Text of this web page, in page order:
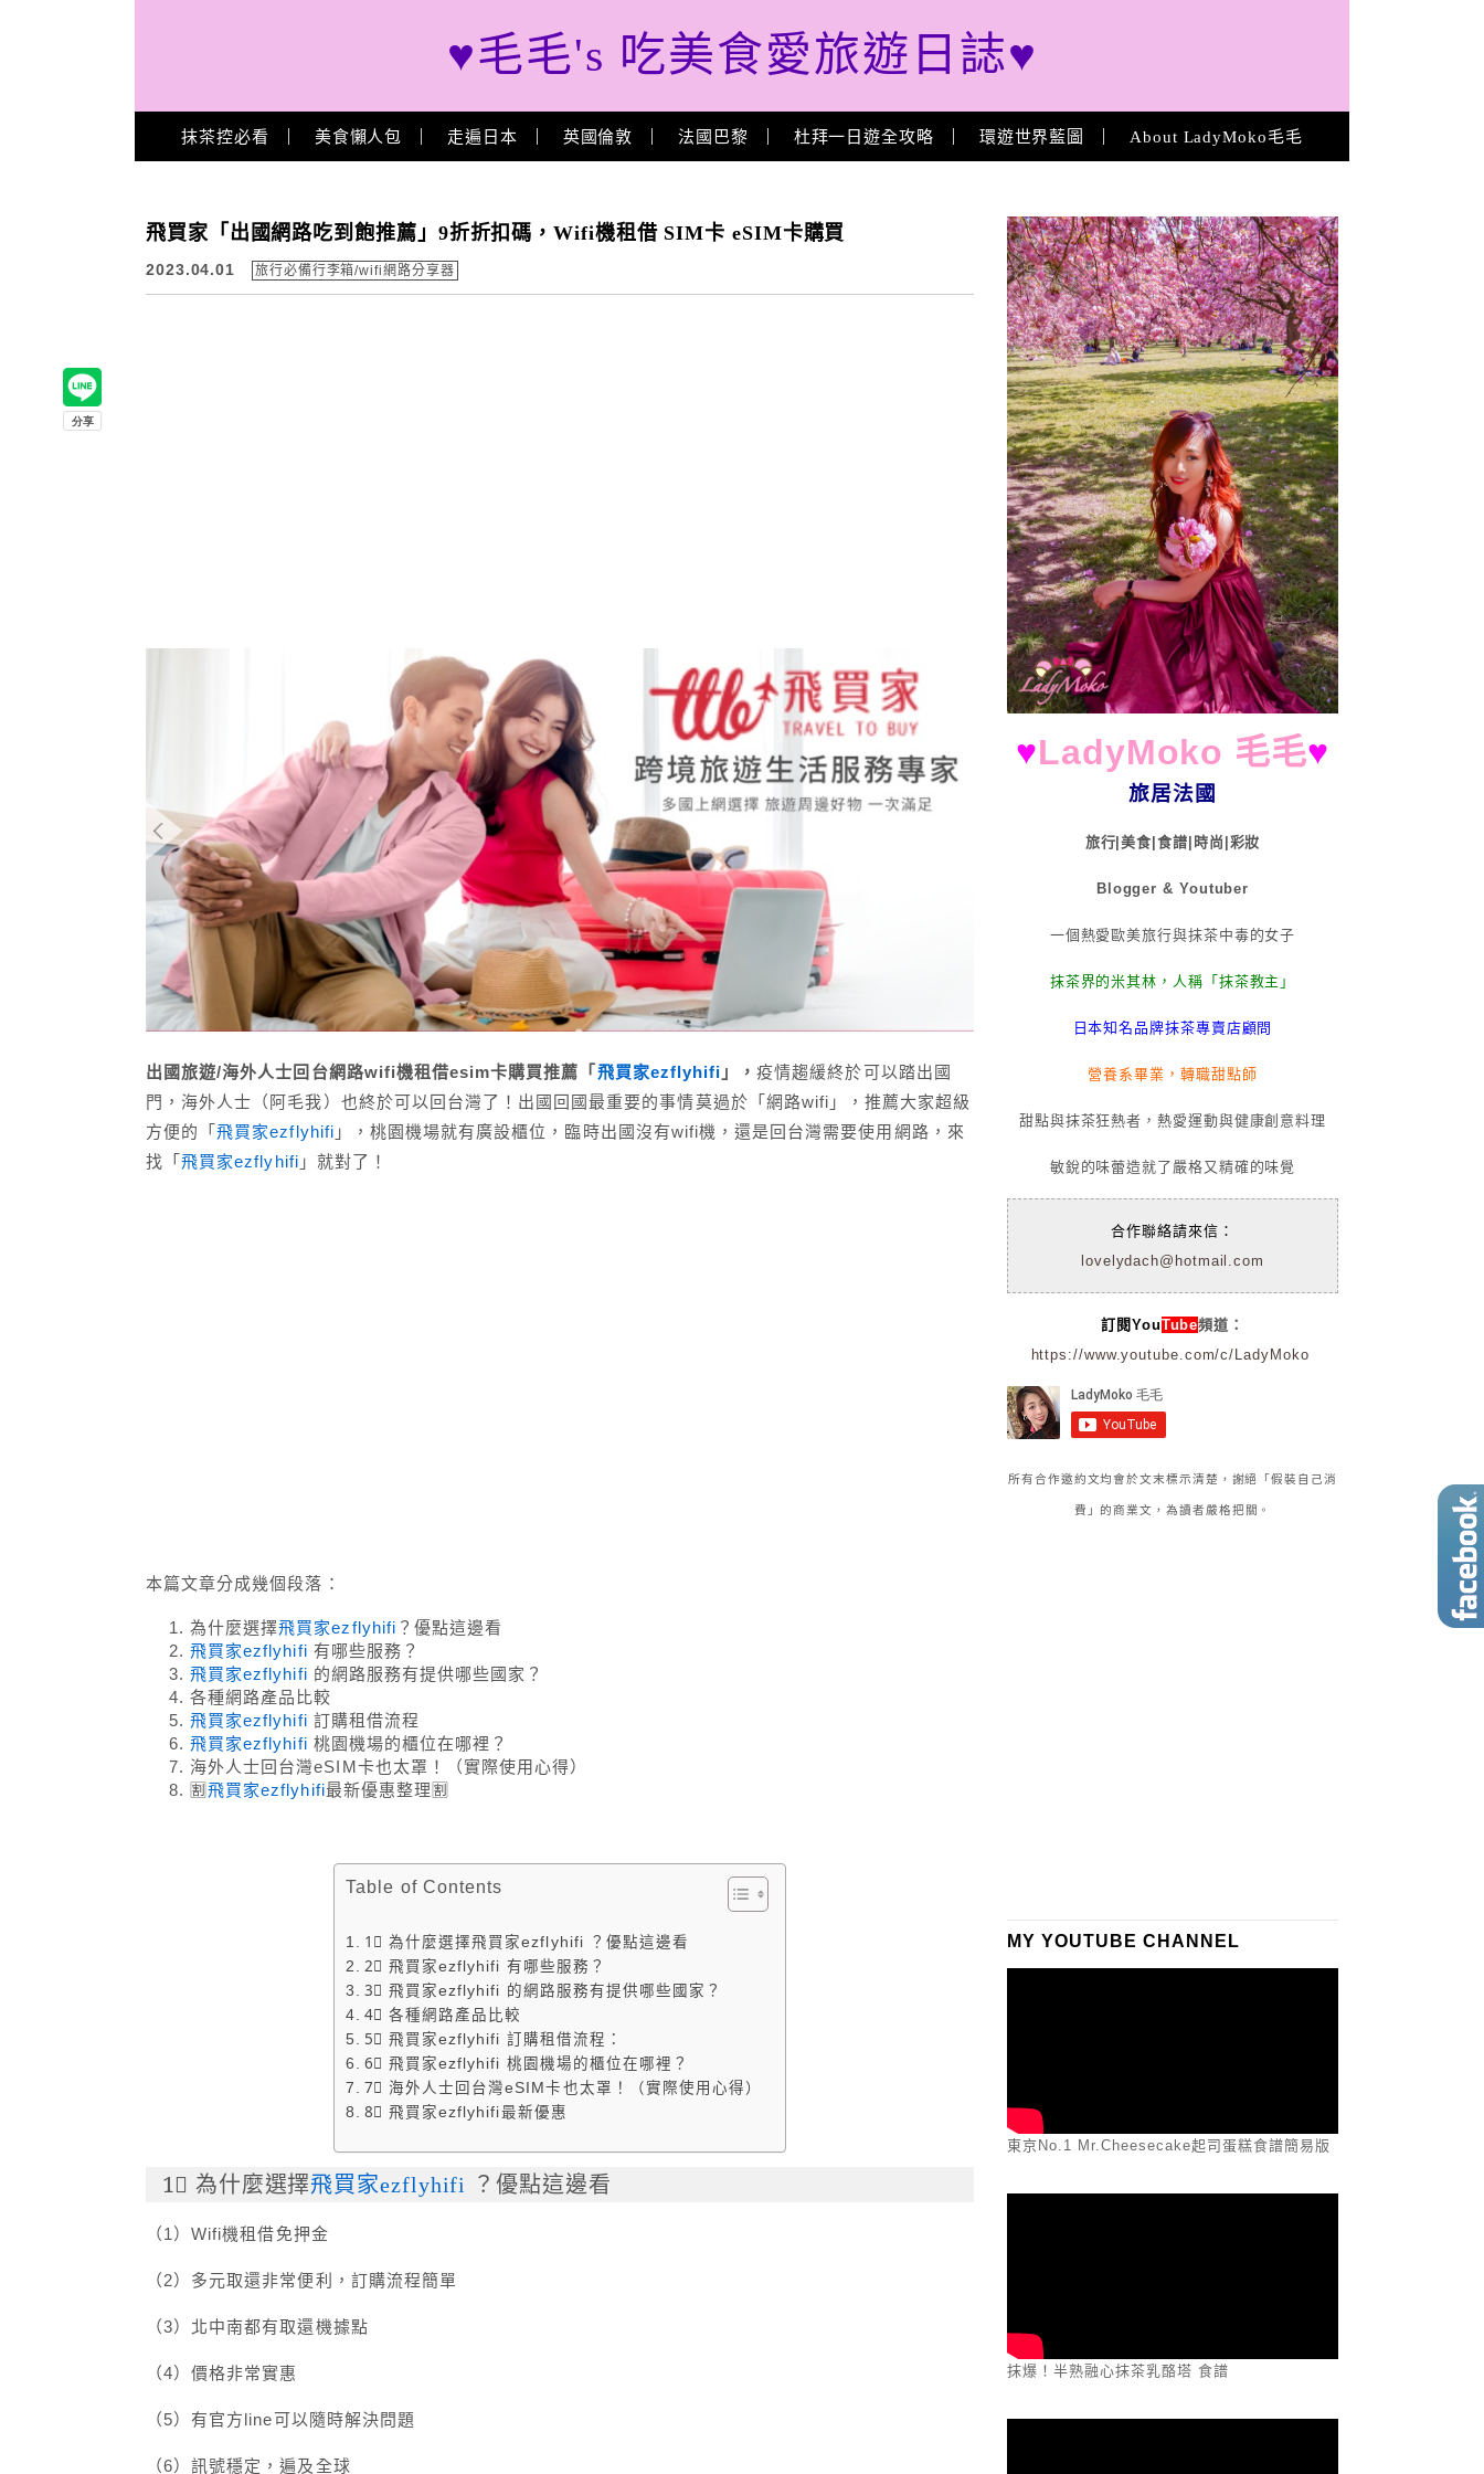
♥毛毛's 吃美食愛旅遊日誌♥
Main Menu
抹茶控必看 美食懶人包 走遍日本 英國倫敦 法國巴黎 杜拜一日遊全攻略 環遊世界藍圖 About LadyMoko毛毛
飛買家「出國網路吃到飽推薦」9折折扣碼，Wifi機租借 SIM卡 eSIM卡購買
2023.04.01 旅行必備行李箱/wifi網路分享器
出國旅遊/海外人士回台網路wifi機租借esim卡購買推薦「 飛買家ezflyhifi 」，疫情趨緩終於可以踏出國
門，海外人士（阿毛我）也終於可以回台灣了！出國回國最重要的事情莫過於「網路wifi」，推薦大家超級
方便的「飛買家ezflyhifi 」，桃園機場就有廣設櫃位，臨時出國沒有wifi機，還是回台灣需要使用網路，來
找「飛買家ezflyhifi 」就對了！
本篇文章分成幾個段落：
為什麼選擇飛買家ezflyhifi ？優點這邊看
飛買家ezflyhifi 有哪些服務？
飛買家ezflyhifi 的網路服務有提供哪些國家？
各種網路產品比較
飛買家ezflyhifi 訂購租借流程
飛買家ezflyhifi 桃園機場的櫃位在哪裡？
海外人士回台灣eSIM卡也太罩！（實際使用心得）
🈹飛買家ezflyhifi最新優惠整理🈹
Table of Contents
1⃣ 為什麼選擇飛買家ezflyhifi ？優點這邊看
2⃣ 飛買家ezflyhifi 有哪些服務？
3⃣ 飛買家ezflyhifi 的網路服務有提供哪些國家？
4⃣ 各種網路產品比較
5⃣ 飛買家ezflyhifi 訂購租借流程：
6⃣ 飛買家ezflyhifi 桃園機場的櫃位在哪裡？
7⃣ 海外人士回台灣eSIM卡也太罩！（實際使用心得）
8⃣ 飛買家ezflyhifi最新優惠
1⃣ 為什麼選擇飛買家ezflyhifi ？優點這邊看
（1）Wifi機租借免押金
（2）多元取還非常便利，訂購流程簡單
（3）北中南都有取還機據點
（4）價格非常實惠
（5）有官方line可以隨時解決問題
（6）訊號穩定，遍及全球
About
♥LadyMoko 毛毛♥
旅居法國
旅行|美食|食譜|時尚|彩妝
Blogger & Youtuber
一個熱愛歐美旅行與抹茶中毒的女子
抹茶界的米其林，人稱「抹茶教主」
日本知名品牌抹茶專賣店顧問
營養系畢業，轉職甜點師
甜點與抹茶狂熱者，熱愛運動與健康創意料理
敏銳的味蕾造就了嚴格又精確的味覺
合作聯絡請來信：
lovelydach@hotmail.com
訂閱YouTube頻道：
https://www.youtube.com/c/LadyMoko
所有合作邀約文均會於文末標示清楚，謝絕「假裝自己消
費」的商業文，為讀者嚴格把關。
MY YOUTUBE CHANNEL
東京No.1 Mr.Cheesecake起司蛋糕食譜簡易版
抹爆！半熟融心抹茶乳酪塔 食譜